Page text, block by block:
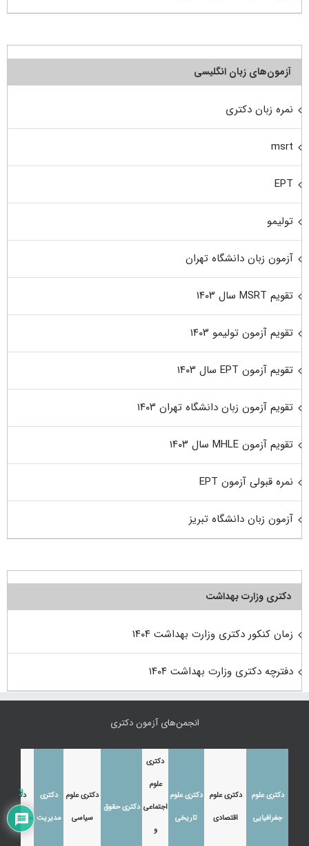
آزمون‌های زبان انگلیسی
نمره زبان دکتری
msrt
EPT
تولیمو
آزمون زبان دانشگاه تهران
تقویم MSRT سال ۱۴۰۳
تقویم آزمون تولیمو ۱۴۰۳
تقویم آزمون EPT سال ۱۴۰۳
تقویم آزمون زبان دانشگاه تهران ۱۴۰۳
تقویم آزمون MHLE سال ۱۴۰۳
نمره قبولی آزمون EPT
آزمون زبان دانشگاه تبریز
دکتری وزارت بهداشت
زمان کنکور دکتری وزارت بهداشت ۱۴۰۴
دفترچه دکتری وزارت بهداشت ۱۴۰۴
انجمن‌های آزمون دکتری
دکتری علوم
جغرافیایی
دکتری علوم
اقتصادی
دکتری علوم
تاریخی
دکتری
علوم
اجتماعی
و
دکتری حقوق
دکتری علوم
سیاسی
دکتری
مدیریت
دکتری
حسابداری
3